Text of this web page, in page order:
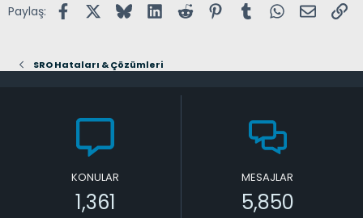
Paylaş: FacebookX (Twitter)
BlueskyLinkedInReddit PinterestTumblr WhatsApp
E-posta
SRO Hataları & Çözümleri
KONULAR
1,361
MESAJLAR
5,850